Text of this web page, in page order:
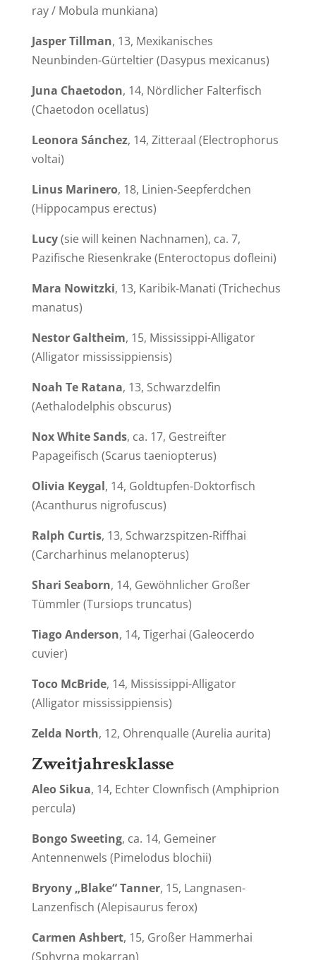
ray / Mobula munkiana)
Jasper Tillman, 13, Mexikanisches
Neunbinden-Gürteltier (Dasypus mexicanus)
Juna Chaetodon, 14, Nördlicher Falterfisch
(Chaetodon ocellatus)
Leonora Sánchez, 14, Zitteraal (Electrophorus
voltai)
LinusMarinero, 18, Linien-Seepferdchen
(Hippocampus erectus)
Lucy(sie will keinen Nachnamen), ca. 7,
Pazifische Riesenkrake (Enteroctopus dofleini)
Mara Nowitzki, 13, Karibik-Manati (Trichechus
manatus)
Nestor Galtheim, 15, Mississippi-Alligator
(Alligator mississippiensis)
Noah Te Ratana, 13, Schwarzdelfin
(Aethalodelphis obscurus)
NoxWhite Sands, ca. 17, Gestreifter
Papageifisch (Scarus taeniopterus)
Olivia Keygal, 14, Goldtupfen-Doktorfisch
(Acanthurus nigrofuscus)
Ralph Curtis, 13, Schwarzspitzen-Riffhai
(Carcharhinus melanopterus)
Shari Seaborn, 14, Gewöhnlicher Großer
Tümmler (Tursiops truncatus)
Tiago Anderson, 14, Tigerhai (Galeocerdo
cuvier)
Toco McBride, 14, Mississippi-Alligator
(Alligator mississippiensis)
Zelda North, 12, Ohrenqualle (Aurelia aurita)
Zweitjahresklasse
AleoSikua, 14, Echter Clownfisch (Amphiprion
percula)
BongoSweeting, ca. 14, Gemeiner
Antennenwels (Pimelodus blochii)
Bryony „Blake“ Tanner, 15, Langnasen-
Lanzenfisch (Alepisaurus ferox)
Carmen Ashbert, 15, Großer Hammerhai
(Sphyrna mokarran)